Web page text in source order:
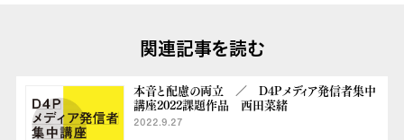
関連記事を読む
本音と配慮の両立 ／ D4Pメディア発信者集中
講座2022課題作品 西田菜緒
2022.9.27